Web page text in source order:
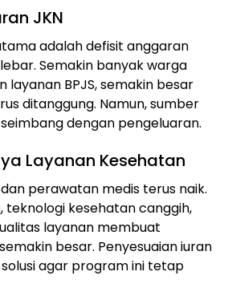
JKN
adalah defisit anggaran
Semakin banyak warga
layanan BPJS, semakin besar
ditanggung. Namun, sumber
dengan pengeluaran.
Layanan Kesehatan
perawatan medis terus naik.
, teknologi kesehatan canggih,
layanan membuat
besar. Penyesuaian iuran
agar program ini tetap